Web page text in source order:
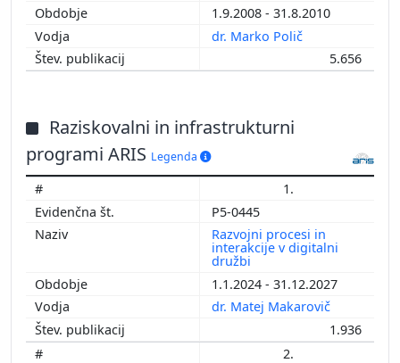
1.9.2008 - 31.8.2010
dr. Marko Polič
5.656
Raziskovalni in infrastrukturni
programi ARIS Legenda
1.
P5-0445
Razvojni procesi in
interakcije v digitalni
družbi
1.1.2024 - 31.12.2027
dr. Matej Makarovič
1.936
2.